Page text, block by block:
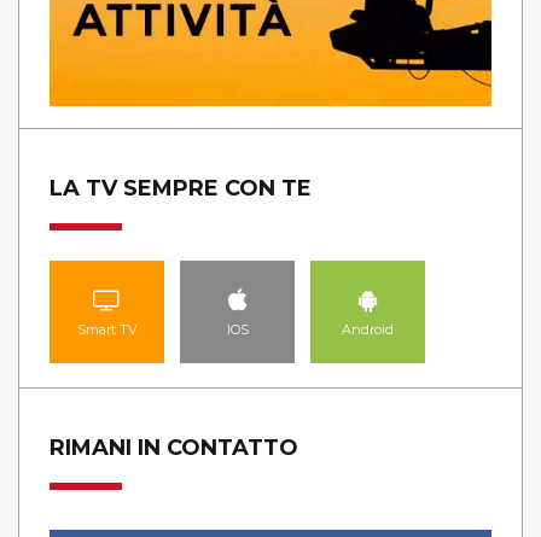
LA TV SEMPRE CON TE
Smart TV IOS Android
RIMANI IN CONTATTO